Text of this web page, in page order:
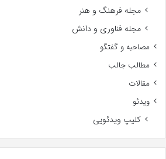
مجله فرهنگ و هنر
مجله فناوری و دانش
مصاحبه و گفتگو
مطالب جالب
مقالات
ویدئو
کلیپ ویدئویی